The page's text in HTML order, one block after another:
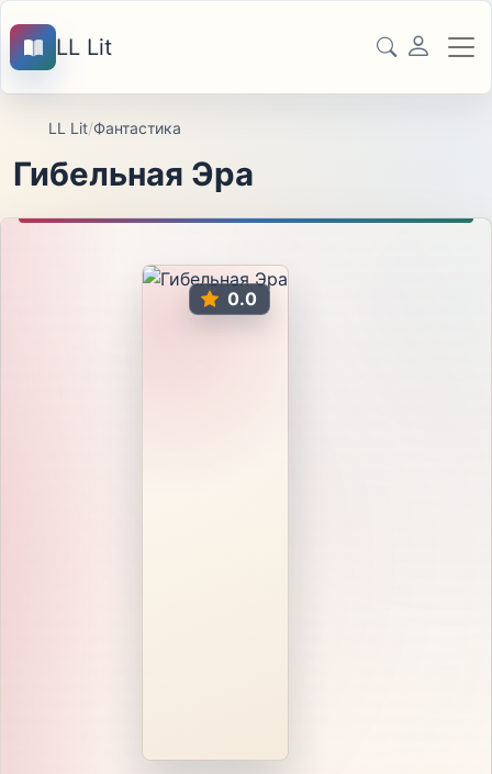
LL Lit
LL Lit/Фантастика
Гибельная Эра
0.0